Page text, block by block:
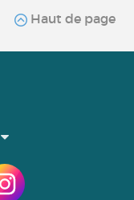
Haut de page